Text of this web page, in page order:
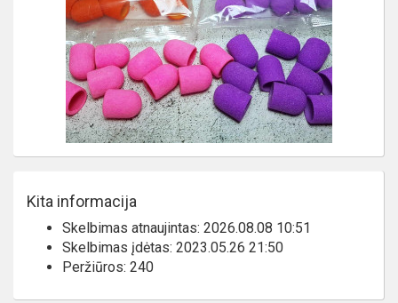
Kita informacija
Skelbimas atnaujintas: 2026.08.08 10:51
Skelbimas įdėtas: 2023.05.26 21:50
Peržiūros: 240